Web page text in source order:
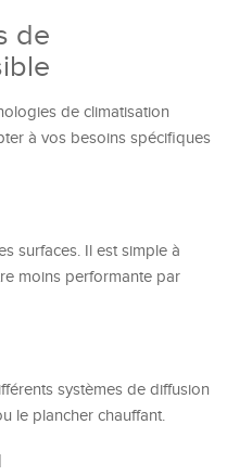
de
de climatisation
à vos besoins spécifiques
surfaces. Il est simple à
moins performante par
systèmes de diffusion
le plancher chauffant.